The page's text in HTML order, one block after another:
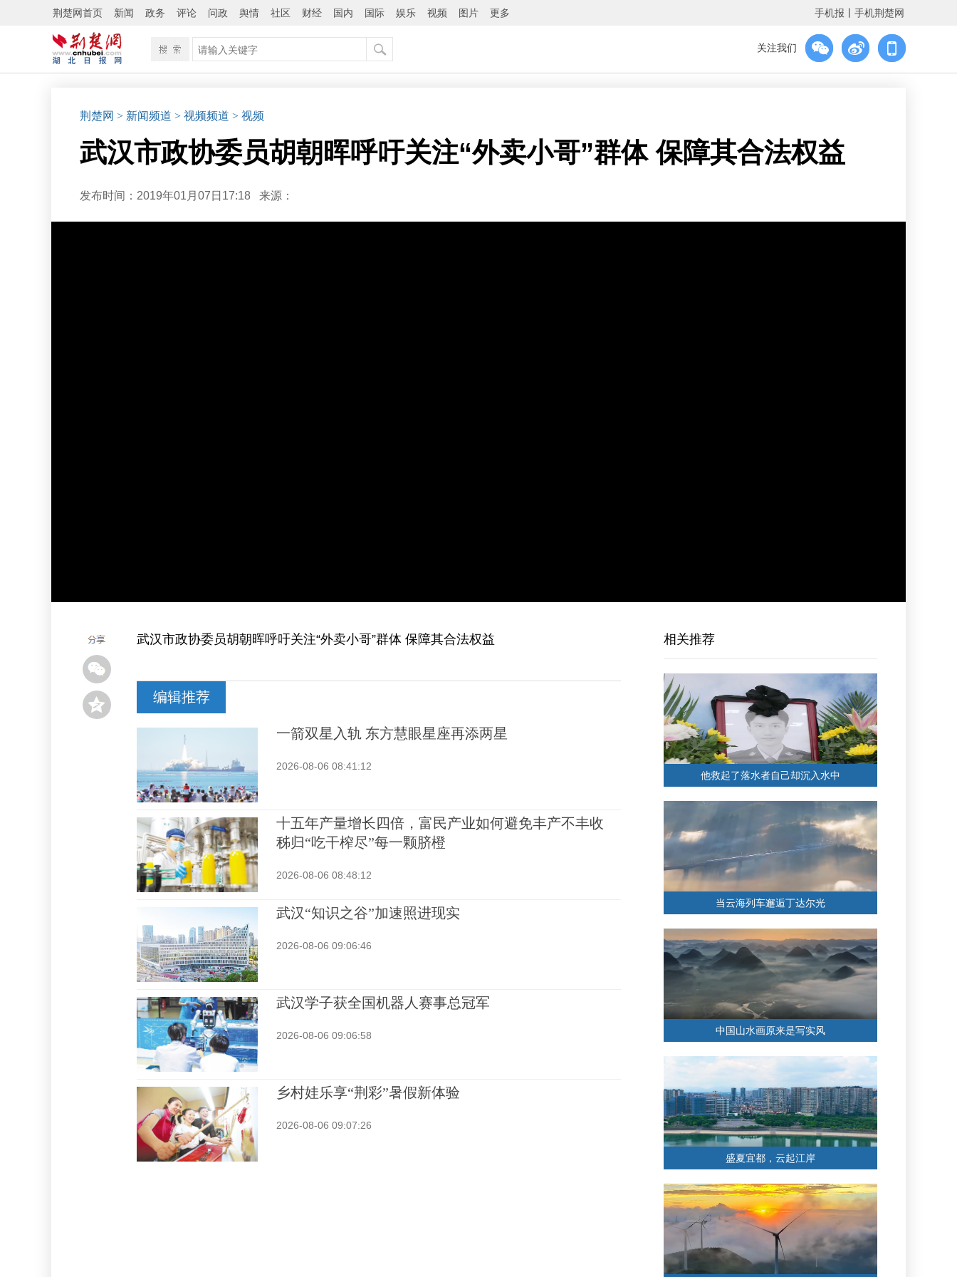
荆楚网首页 新闻 政务 评论 问政 舆情 社区 财经 国内 国际 娱乐 视频 图片 更多 手机报 手机荆楚网
关注我们
荆楚网 > 新闻频道 > 视频频道 > 视频
武汉市政协委员胡朝晖呼吁关注“外卖小哥”群体 保障其合法权益
发布时间：2019年01月07日17:18 来源：
武汉市政协委员胡朝晖呼吁关注“外卖小哥”群体 保障其合法权益
编辑推荐
一箭双星入轨 东方慧眼星座再添两星
2026-08-06 08:41:12
十五年产量增长四倍，富民产业如何避免丰产不丰收
秭归“吃干榨尽”每一颗脐橙
2026-08-06 08:48:12
武汉“知识之谷”加速照进现实
2026-08-06 09:06:46
武汉学子获全国机器人赛事总冠军
2026-08-06 09:06:58
乡村娃乐享“荆彩”暑假新体验
2026-08-06 09:07:26
相关推荐
他救起了落水者自己却沉入水中
当云海列车邂逅丁达尔光
中国山水画原来是写实风
盛夏宜都，云起江岸